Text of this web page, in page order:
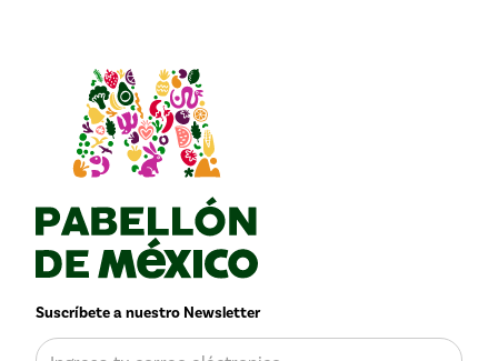
Suscríbete a nuestro Newsletter